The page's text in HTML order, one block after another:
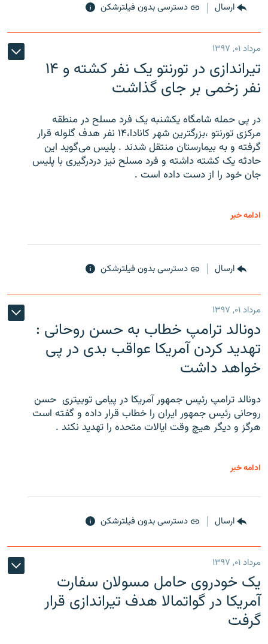
ارسال دسترسی بدون فیلترشکن
مرداد ۰۱, ۱۳۹۷
تیراندازی در تورنتو یک نفر کشته و ۱۴
نفر زخمی بر جای گذاشت
در پی حمله شامگاه یکشنبه یک فرد مسلح در منطقه
مرکزی تورنتو ،‌بزرگترین شهر کانادا،۱۴ نفر هدف گلوله قرار
گرفته و به بیمارستان منتقل شدند . پلیس می‌گوید این
حادثه یک کشته داشته و فرد مسلح نیز دردرگیری با پلیس
جان خود را از دست داده است .
ادامه خبر
ارسال دسترسی بدون فیلترشکن
مرداد ۰۱, ۱۳۹۷
دونالد ترامپ خطاب به حسن روحانی :
تهدید کردن آمریکا عواقب بدی در پی
خواهد داشت
دونالد ترامپ رئیس جمهور آمریکا در پیامی توییتری ‌ حسن
روحانی رئیس جمهور ایران را خطاب قرار داده و گفته است
هرگز و دیگر هیچ وقت ایالات متحده را تهدید نکند .
ادامه خبر
ارسال دسترسی بدون فیلترشکن
مرداد ۰۱, ۱۳۹۷
یک خودروی حامل مسولان سفارت
آمریکا در گواتمالا هدف تیراندازی قرار
گرفت